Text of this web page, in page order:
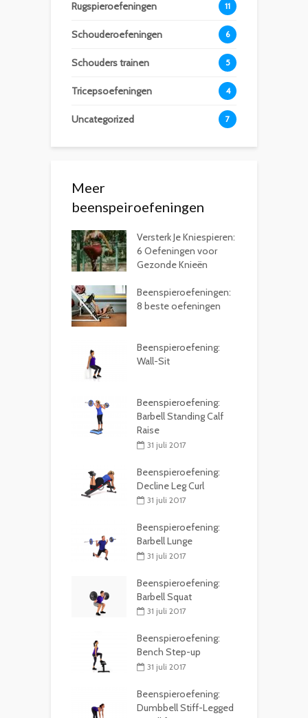
Rugspieroefeningen 11
Schouderoefeningen 6
Schouders trainen 5
Tricepsoefeningen 4
Uncategorized 7
Meer
beenspeiroefeningen
Versterk Je Kniespieren:
6 Oefeningen voor
Gezonde Knieën
Beenspieroefeningen:
8 beste oefeningen
Beenspieroefening:
Wall-Sit
Beenspieroefening:
Barbell Standing Calf
Raise
31 juli 2017
Beenspieroefening:
Decline Leg Curl
31 juli 2017
Beenspieroefening:
Barbell Lunge
31 juli 2017
Beenspieroefening:
Barbell Squat
31 juli 2017
Beenspieroefening:
Bench Step-up
31 juli 2017
Beenspieroefening:
Dumbbell Stiff-Legged